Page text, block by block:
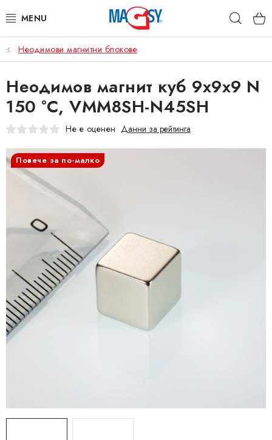
към
ОСНОВНИ КАТЕГОРИИ
МАГНИТНИ ПОСОБИЯ
ИНДУСТРИАЛНИ МАГНИТИ
ДРУГИ МАГНИТИ
НЕРЪЖДАЕМИ МАТЕРИАЛИ
Коя е фирма Magsy?
Защита на лични данни
Отказ от договора
Неодимови магнитни блокове
Неодимов магнит куб 9x9x9 N
150 °C, VMM8SH-N45SH
Не е оценен Данни за рейтинга
Повече за по-малко